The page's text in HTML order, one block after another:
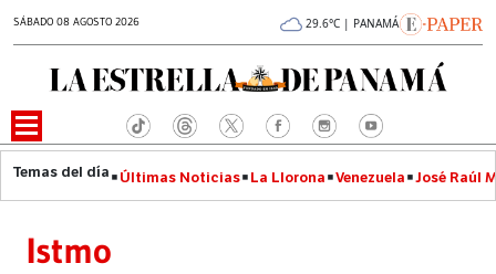
SÁBADO 08 AGOSTO 2026 29.6°C | PANAMÁ
Últimas Noticias La Llorona Venezuela José Raúl
Istmo